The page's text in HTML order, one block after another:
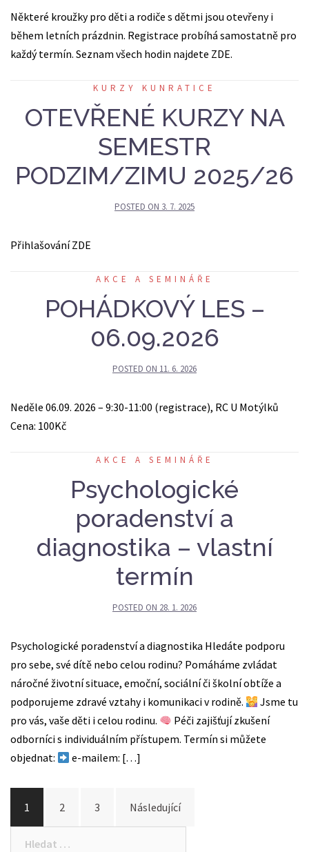
Některé kroužky pro děti a rodiče s dětmi jsou otevřeny i
během letních prázdnin. Registrace probíhá samostatně pro
každý termín. Seznam všech hodin najdete ZDE.
KURZY KUNRATICE
OTEVŘENÉ KURZY NA
SEMESTR
PODZIM/ZIMU 2025/26
POSTED ON 3. 7. 2025
Přihlašování ZDE
AKCE A SEMINÁŘE
POHÁDKOVÝ LES –
06.09.2026
POSTED ON 11. 6. 2026
Neděle 06.09. 2026 – 9:30-11:00 (registrace), RC U Motýlků
Cena: 100Kč
AKCE A SEMINÁŘE
Psychologické
poradenství a
diagnostika – vlastní
termín
POSTED ON 28. 1. 2026
Psychologické poradenství a diagnostika Hledáte podporu
pro sebe, své dítě nebo celou rodinu? Pomáháme zvládat
náročné životní situace, emoční, sociální či školní obtíže a
podporujeme zdravé vztahy i komunikaci v rodině.
Jsme tu
pro vás, vaše děti i celou rodinu.
Péči zajišťují zkušení
odborníci s individuálním přístupem. Termín si můžete
objednat:
e-mailem: […]
příspěvků
1 2 3
Následující